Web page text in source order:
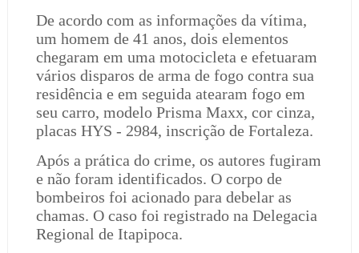
De acordo com as informações da vítima,
um homem de 41 anos, dois elementos
chegaram em uma motocicleta e efetuaram
vários disparos de arma de fogo contra sua
residência e em seguida atearam fogo em
seu carro, modelo Prisma Maxx, cor cinza,
placas HYS - 2984, inscrição de Fortaleza.
Após a prática do crime, os autores fugiram
e não foram identificados. O corpo de
bombeiros foi acionado para debelar as
chamas. O caso foi registrado na Delegacia
Regional de Itapipoca.